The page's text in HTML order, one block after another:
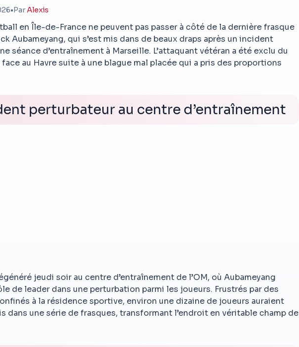
•ParAlexis
en Île-de-France ne peuvent pas passer à côté de la dernière frasque
Aubameyang, qui s’est mis dans de beaux draps après un incident
séance d’entraînement à Marseille. L’attaquant vétéran a été exclu du
au Havre suite à une blague mal placée qui a pris des proportions
perturbateur au centre d’entraînement
jeudi soir au centre d’entraînement de l’OM, où Aubameyang
de leader dans une perturbation parmi les joueurs. Frustrés par des
à la résidence sportive, environ une dizaine de joueurs auraient
dans une série de frasques, transformant l’endroit en véritable champ de